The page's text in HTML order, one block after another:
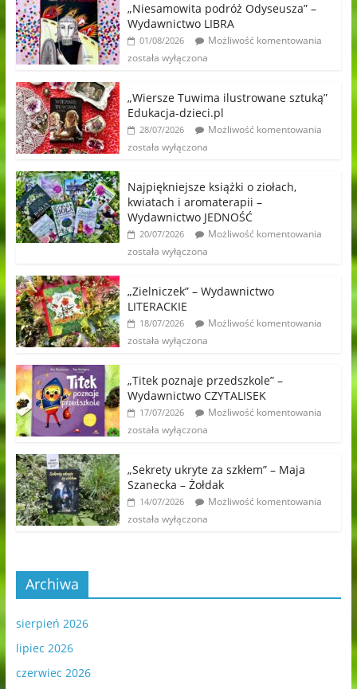
„Niesamowita podróż Odyseusza” –
Wydawnictwo LIBRA
01/08/2026
Możliwość komentowania
została wyłączona
„Wiersze Tuwima ilustrowane sztuką”
Edukacja-dzieci.pl
28/07/2026
Możliwość komentowania
została wyłączona
Najpiękniejsze książki o ziołach,
kwiatach i aromaterapii –
Wydawnictwo JEDNOŚĆ
20/07/2026
Możliwość komentowania
została wyłączona
„Zielniczek” – Wydawnictwo
LITERACKIE
18/07/2026
Możliwość komentowania
została wyłączona
„Titek poznaje przedszkole” –
Wydawnictwo CZYTALISEK
17/07/2026
Możliwość komentowania
została wyłączona
„Sekrety ukryte za szkłem” – Maja
Szanecka – Żołdak
14/07/2026
Możliwość komentowania
została wyłączona
Archiwa
sierpień 2026
lipiec 2026
czerwiec 2026